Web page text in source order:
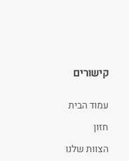
קישורים
עמוד הבית
חזון
הצוות שלנו